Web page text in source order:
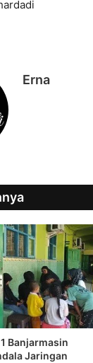
Erna
1 Banjarmasin
Jaringan